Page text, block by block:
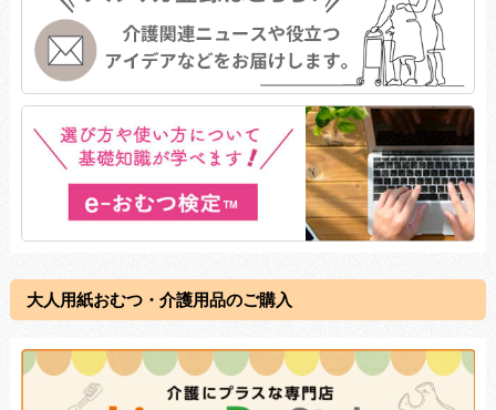
大人用紙おむつ・介護用品のご購入